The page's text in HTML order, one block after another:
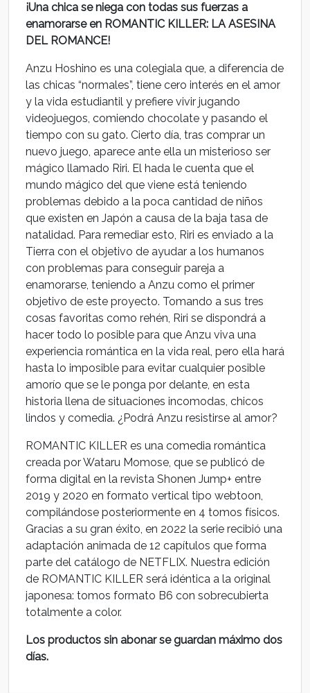
¡Una chica se niega con todas sus fuerzas a
enamorarse en ROMANTIC KILLER: LA ASESINA
DEL ROMANCE!
Anzu Hoshino es una colegiala que, a diferencia de
las chicas “normales”, tiene cero interés en el amor
y la vida estudiantil y prefiere vivir jugando
videojuegos, comiendo chocolate y pasando el
tiempo con su gato. Cierto día, tras comprar un
nuevo juego, aparece ante ella un misterioso ser
mágico llamado Riri. El hada le cuenta que el
mundo mágico del que viene está teniendo
problemas debido a la poca cantidad de niños
que existen en Japón a causa de la baja tasa de
natalidad. Para remediar esto, Riri es enviado a la
Tierra con el objetivo de ayudar a los humanos
con problemas para conseguir pareja a
enamorarse, teniendo a Anzu como el primer
objetivo de este proyecto. Tomando a sus tres
cosas favoritas como rehén, Riri se dispondrá a
hacer todo lo posible para que Anzu viva una
experiencia romántica en la vida real, pero ella hará
hasta lo imposible para evitar cualquier posible
amorío que se le ponga por delante, en esta
historia llena de situaciones incomodas, chicos
lindos y comedia. ¿Podrá Anzu resistirse al amor?
ROMANTIC KILLER es una comedia romántica
creada por Wataru Momose, que se publicó de
forma digital en la revista Shonen Jump+ entre
2019 y 2020 en formato vertical tipo webtoon,
compilándose posteriormente en 4 tomos físicos.
Gracias a su gran éxito, en 2022 la serie recibió una
adaptación animada de 12 capítulos que forma
parte del catálogo de NETFLIX. Nuestra edición
de ROMANTIC KILLER será idéntica a la original
japonesa: tomos formato B6 con sobrecubierta
totalmente a color.
Los productos sin abonar se guardan máximo dos
días.